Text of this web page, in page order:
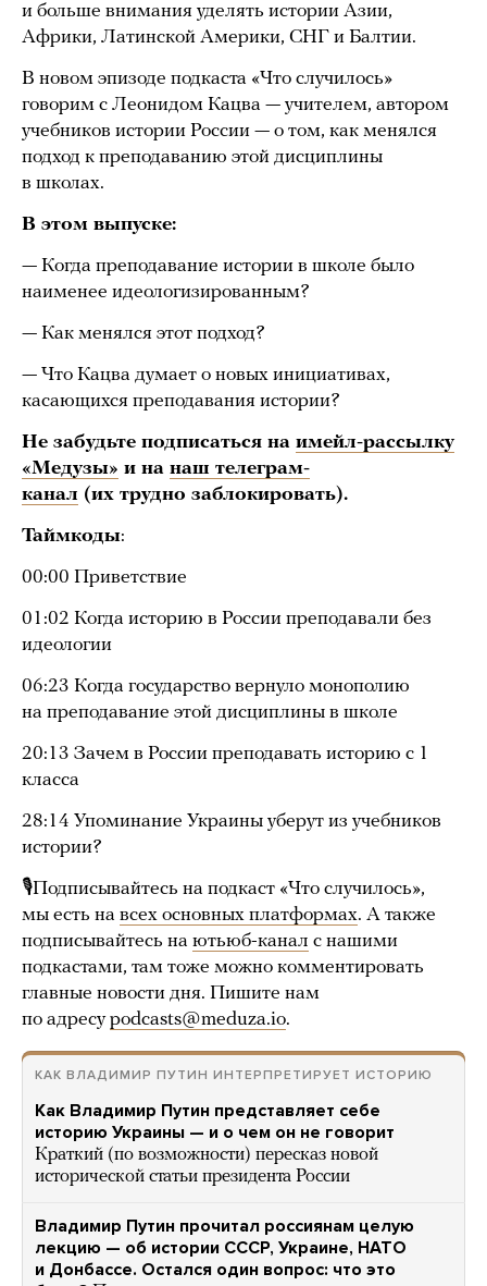
и больше внимания уделять истории Азии,
Африки, Латинской Америки, СНГ и Балтии.
В новом эпизоде подкаста «Что случилось»
говорим с Леонидом Кацва — учителем, автором
учебников истории России — о том, как менялся
подход к преподаванию этой дисциплины
в школах.
В этом выпуске:
— Когда преподавание истории в школе было
наименее идеологизированным?
— Как менялся этот подход?
— Что Кацва думает о новых инициативах,
касающихся преподавания истории?
Не забудьте подписаться на имейл-рассылку
«Медузы» и на наш телеграм-
канал (их трудно заблокировать).
Таймкоды:
00:00 Приветствие
01:02 Когда историю в России преподавали без
идеологии
06:23 Когда государство вернуло монополию
на преподавание этой дисциплины в школе
20:13 Зачем в России преподавать историю с 1
класса
28:14 Упоминание Украины уберут из учебников
истории?
🎙Подписывайтесь на подкаст «Что случилось»,
мы есть на всех основных платформах. А также
подписывайтесь на ютьюб-канал с нашими
подкастами, там тоже можно комментировать
главные новости дня. Пишите нам
по адресуpodcasts@meduza.io.
КАК ВЛАДИМИР ПУТИН ИНТЕРПРЕТИРУЕТ ИСТОРИЮ
Как Владимир Путин представляет себе
историю Украины — и о чем он не говорит
Краткий (по возможности) пересказ новой
исторической статьи президента России
Владимир Путин прочитал россиянам целую
лекцию — об истории СССР, Украине, НАТО
и Донбассе. Остался один вопрос: что это